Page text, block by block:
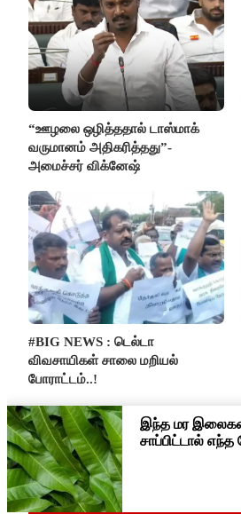
“ஊழலை ஒழித்ததால் டாஸ்மாக்
வருமானம் அதிகரித்தது”-
அமைச்சர் விக்னேஷ்
#BIG NEWS : டெல்டா
விவசாயிகள் சாலை மறியல்
போராட்டம்..!